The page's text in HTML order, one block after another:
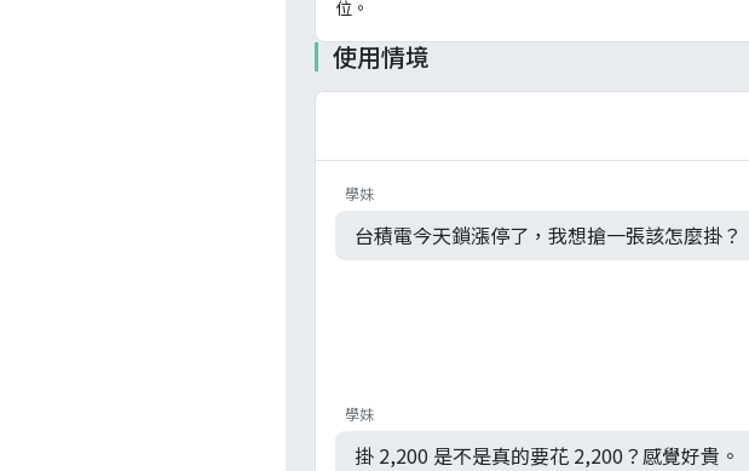
位。
使用情境
學妹
台積電今天鎖漲停了，我想搶一張該怎麼掛？
學妹
掛 2,200 是不是真的要花 2,200？感覺好貴。